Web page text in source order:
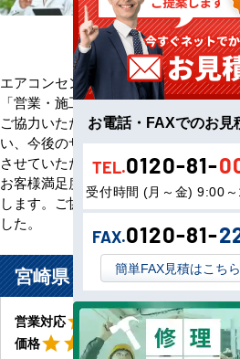
2025年08月～2026年07
エアコンセンターACをご利用いただ
「営業・施工・価格」の3方面から評
ご協力いただいたアンケート評価・
い、今後のサービス向上のためエア
させていただきます。
お客様満足度100％の評価をいただけ
します。ご協力いただきましたお客様
した。
宮崎県 宮崎市 ご自宅に設
営業対応 星5
star starstarstarstar工事対応
価格 星5
starstar starstarstar
お電話・FAXでのお見
TEL.0120-81-
受付時間 (月～金) 9:00
FAX.0120-81-
簡単FAX見積はこちら